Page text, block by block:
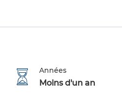
Années
Moins d'un an